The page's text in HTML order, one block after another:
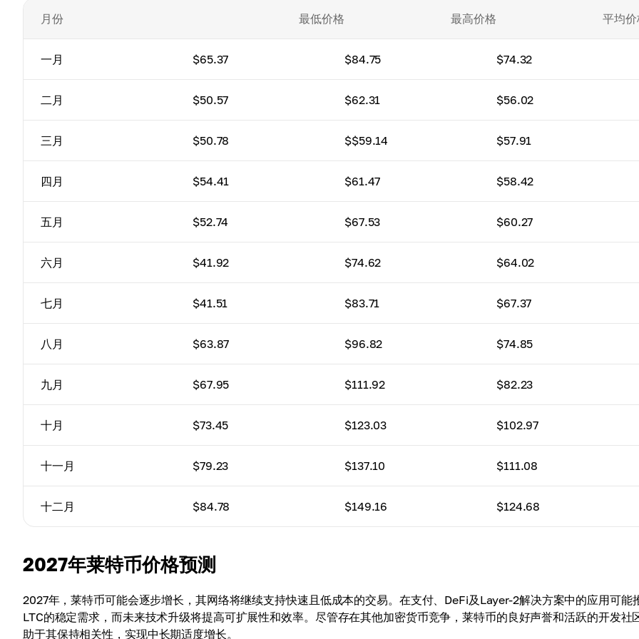
月份 最低价格 最高价格 平均
一月 $65.37 $84.75 $74.32
二月 $50.57 $62.31 $56.02
三月 $50.78 $$59.14 $57.91
四月 $54.41 $61.47 $58.42
五月 $52.74 $67.53 $60.27
六月 $41.92 $74.62 $64.02
七月 $41.51 $83.71 $67.37
八月 $63.87 $96.82 $74.85
九月 $67.95 $111.92 $82.23
十月 $73.45 $123.03 $102.97
十一月 $79.23 $137.10 $111.08
十二月 $84.78 $149.16 $124.68
2027年莱特币价格预测
2027年，莱特币可能会逐步增长，其网络将继续支持快速且低成本的交易。在支付、DeFi及Layer-2解决方案中的应用可能
LTC的稳定需求，而未来技术升级将提高可扩展性和效率。尽管存在其他加密货币竞争，莱特币的良好声誉和活跃的开发社
助于其保持相关性，实现中长期适度增长。